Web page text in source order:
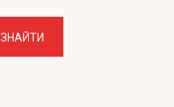
ЗНАЙТИ